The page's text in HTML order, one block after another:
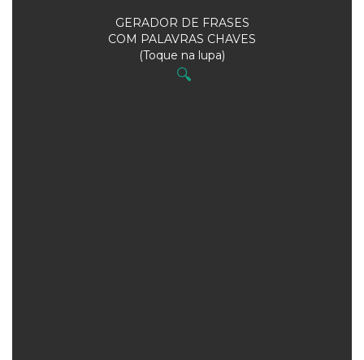
GERADOR DE FRASES
COM PALAVRAS CHAVES
(Toque na lupa)
🔍